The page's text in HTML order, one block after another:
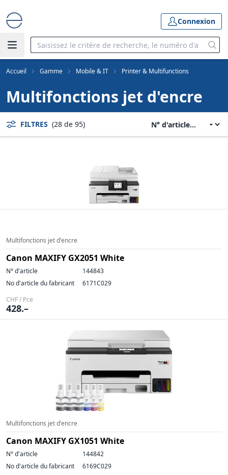
Connexion
Accueil Gamme Mobile & IT Printer & Multifunctions
Multifonctions jet d'encre
FILTRES (28 de 95)
Multifonctions jet d'encre
Canon MAXIFY GX2051 White
N° d'article
144843
No d'article du fabricant
6171C029
CHF / Pce
428.–
Multifonctions jet d'encre
Canon MAXIFY GX1051 White
N° d'article
144842
No d'article du fabricant
6169C029